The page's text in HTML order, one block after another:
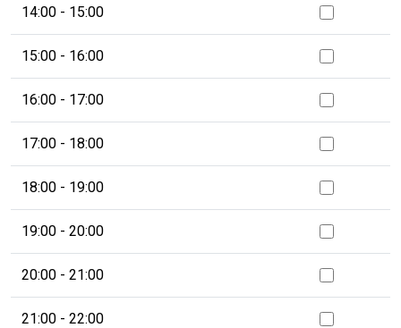
14:00 - 15:00
15:00 - 16:00
16:00 - 17:00
17:00 - 18:00
18:00 - 19:00
19:00 - 20:00
20:00 - 21:00
21:00 - 22:00